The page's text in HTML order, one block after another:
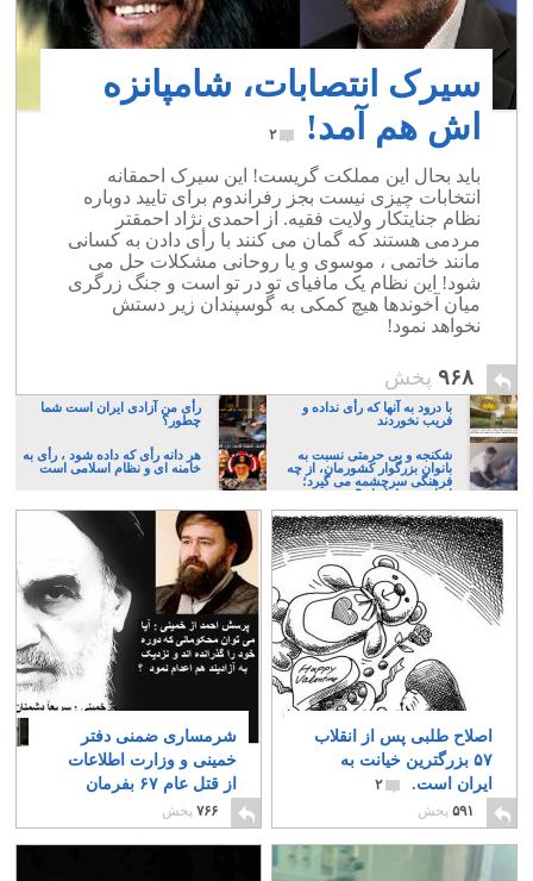
سیرک انتصابات، شامپانزه
اش هم آمد!
۲
باید بحال این مملکت گریست! این سیرک احمقانه
انتخابات چیزی نیست بجز رفراندوم برای تایید دوباره
نظام جنایتکار ولایت فقیه. از احمدی نژاد احمقتر
مردمی هستند که گمان می کنند با رأی دادن به کسانی
مانند خاتمی ، موسوی و یا روحانی مشکلات حل می
شود! این نظام یک مافیای تو در تو است و جنگ زرگری
میان آخوندها هیچ کمکی به گوسپندان زیر دستش
نخواهد نمود!
۹۶۸ پخش
با درود به آنها که رأی نداده و
فریب نخوردند
رأی من آزادی ایران است شما
چطور؟
شکنجه و بی حرمتی نسبت به
بانوان بزرگوار کشورمان، از چه
فرهنگی سرچشمه می گیرد؛
ایرانی، و یا تازیان؟
هر دانه رأی که داده شود ، رأی به
خامنه ای و نظام اسلامی است
اصلاح طلبی پس از انقلاب
۵۷ بزرگترین خیانت به
ایران است.
۲
۵۹۱ پخش
شرمساری ضمنی دفتر
خمینی و وزارت اطلاعات
از قتل عام ۶۷ بفرمان
خمینی
۷۶۶ پخش